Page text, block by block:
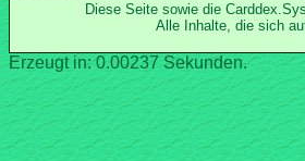
Diese Seite sowie die
Alle Inhalte, die sich
Erzeugt in: 0.00237 Sekunden.